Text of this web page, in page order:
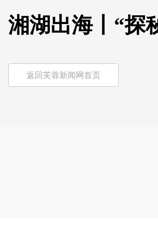
湘湖出海丨“探
返回芙蓉新闻网首页